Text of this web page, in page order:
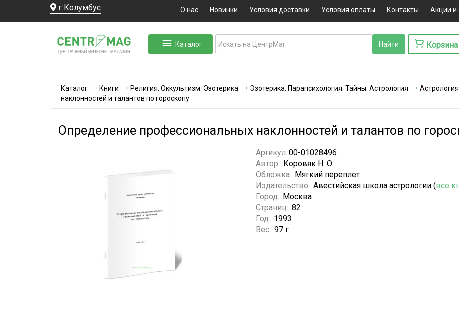
г Колумбус О нас Новинки Условия доставки Условия оплаты Контакты Акции и
ЦЕНТРАЛЬНЫЙ ИНТЕРНЕТ-МА ГАЗИН
Каталог Корзина
Каталог Книги Религия. Оккультизм. Эзотерика Эзотерика. Парапсихология. Тайны. Астрология Астрология
наклонностей и талантов по гороскопу
Определение профессиональных наклонностей и талантов по
Артикул: 00-01028496
Автор: Коровяк Н. О.
Обложка: Мягкий переплет
Издательство: Авестийская школа астрологии (все
Город: Москва
Страниц: 82
Год: 1993
Вес: 97 г